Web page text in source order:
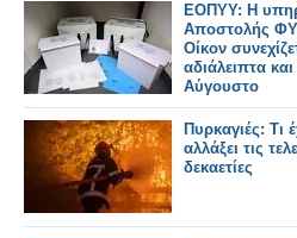
ΕΟΠΥΥ: Η
Αποστολής
Οίκον
αδιάλειπτα
Αύγουστο
Πυρκαγιές: Τι
αλλάξει τις
δεκαετίες